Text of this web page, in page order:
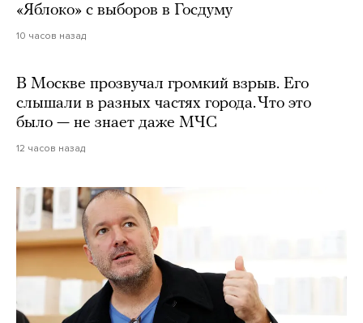
«Яблоко» с выборов в Госдуму
10 часов назад
В Москве прозвучал громкий взрыв. Его
слышали в разных частях города. Что это
было — не знает даже МЧС
12 часов назад